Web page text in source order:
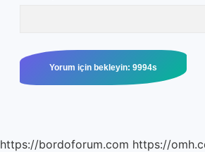
https://bordoforum.com https://